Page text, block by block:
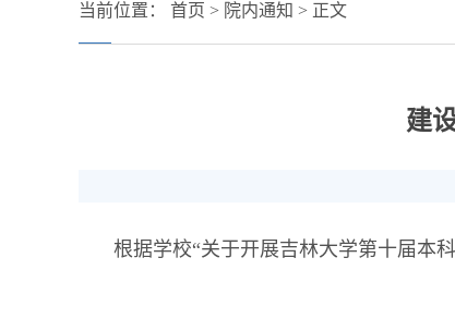
当前位置： 首页 > 院内通知 > 正文
建
根据学校“关于开展吉林大学第十届本